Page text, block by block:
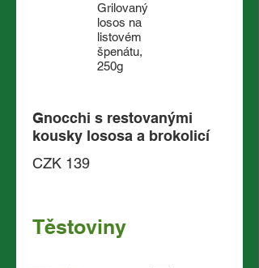
Grilovaný
losos na
listovém
špenátu,
250g
Gnocchi s restovanými
kousky lososa a brokolicí
CZK 139
Těstoviny